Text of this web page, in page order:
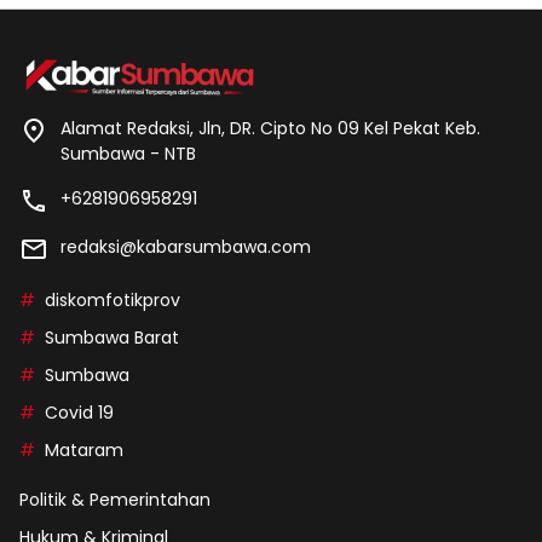
Alamat Redaksi, Jln, DR. Cipto No 09 Kel Pekat Keb.
Sumbawa - NTB
+6281906958291
redaksi@kabarsumbawa.com
diskomfotikprov
Sumbawa Barat
Sumbawa
Covid 19
Mataram
Politik & Pemerintahan
Hukum & Kriminal